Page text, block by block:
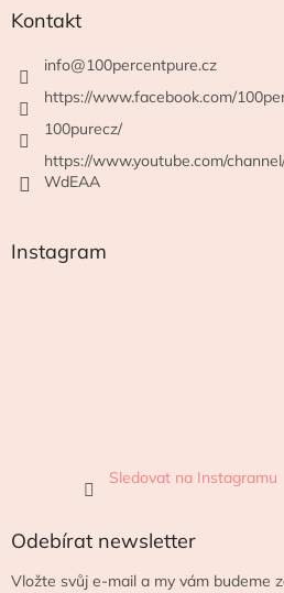
Kontakt
info@100percentpure.cz
https://www.facebook.com/
100purecz/
https://www.youtube.com/
WdEAA
Instagram
Sledovat na Instagramu
Odebírat newsletter
Vložte svůj e-mail a my vám budeme